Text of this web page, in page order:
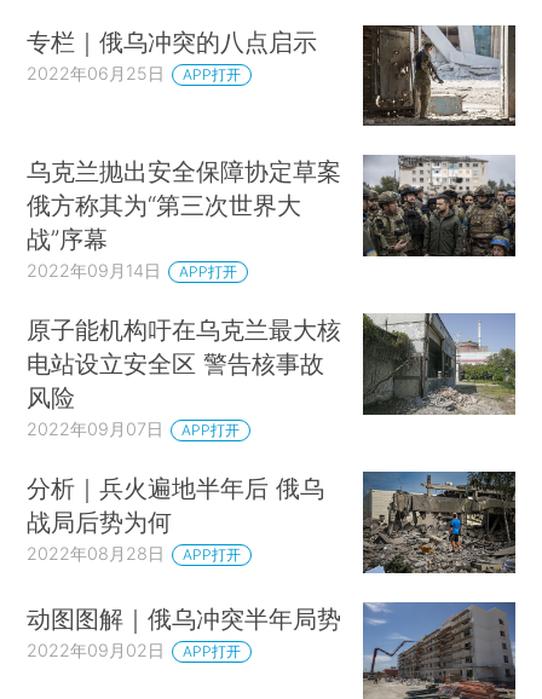
专栏｜俄乌冲突的八点启示
2022年06月25日 APP打开
乌克兰抛出安全保障协定草案
俄方称其为“第三次世界大
战”序幕
2022年09月14日 APP打开
原子能机构吁在乌克兰最大核
电站设立安全区 警告核事故
风险
2022年09月07日 APP打开
分析｜兵火遍地半年后 俄乌
战局后势为何
2022年08月28日 APP打开
动图图解｜俄乌冲突半年局势
2022年09月02日 APP打开